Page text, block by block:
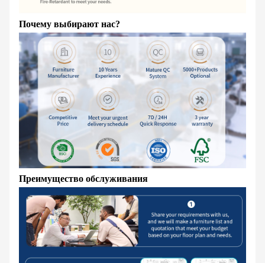
Почему выбирают нас?
Преимущество обслуживания